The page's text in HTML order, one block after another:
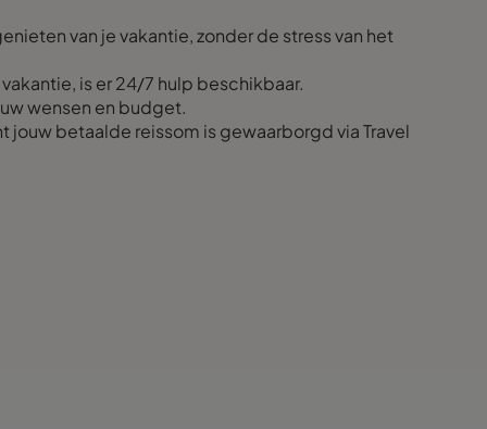
van je vakantie, zonder de stress van het
is er 24/7 hulp beschikbaar.
wensen en budget.
betaalde reissom is gewaarborgd via Travel